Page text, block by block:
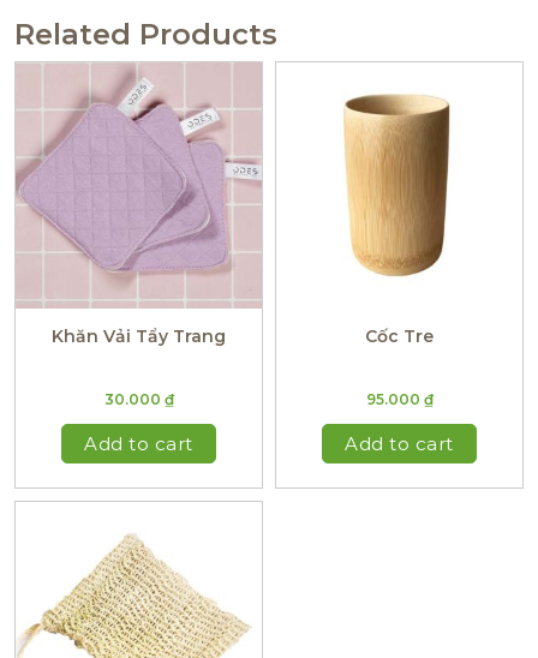
Related Products
Khăn Vải Tẩy Trang
30.000 ₫
Add to cart
Cốc Tre
95.000 ₫
Add to cart